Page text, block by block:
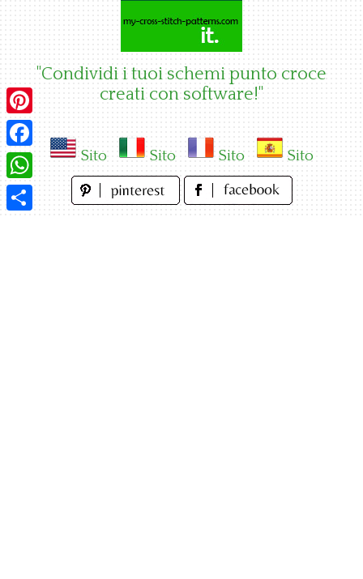
"Condividi i tuoi schemi punto croce
creati con software!"
Sito Sito Sito Sito
Pinterest
Facebook
WhatsApp